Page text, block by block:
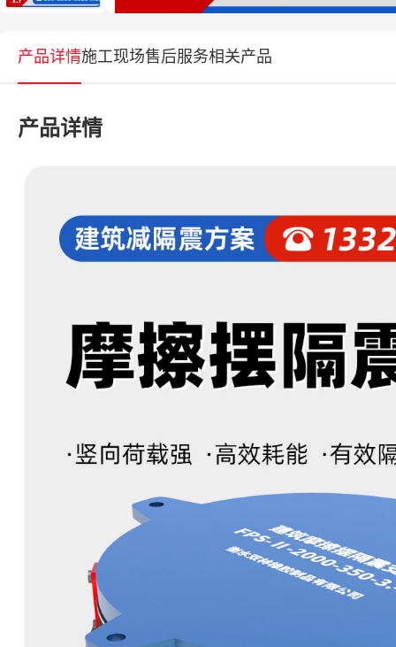
产品详情施工现场售后服务相关产品
产品详情